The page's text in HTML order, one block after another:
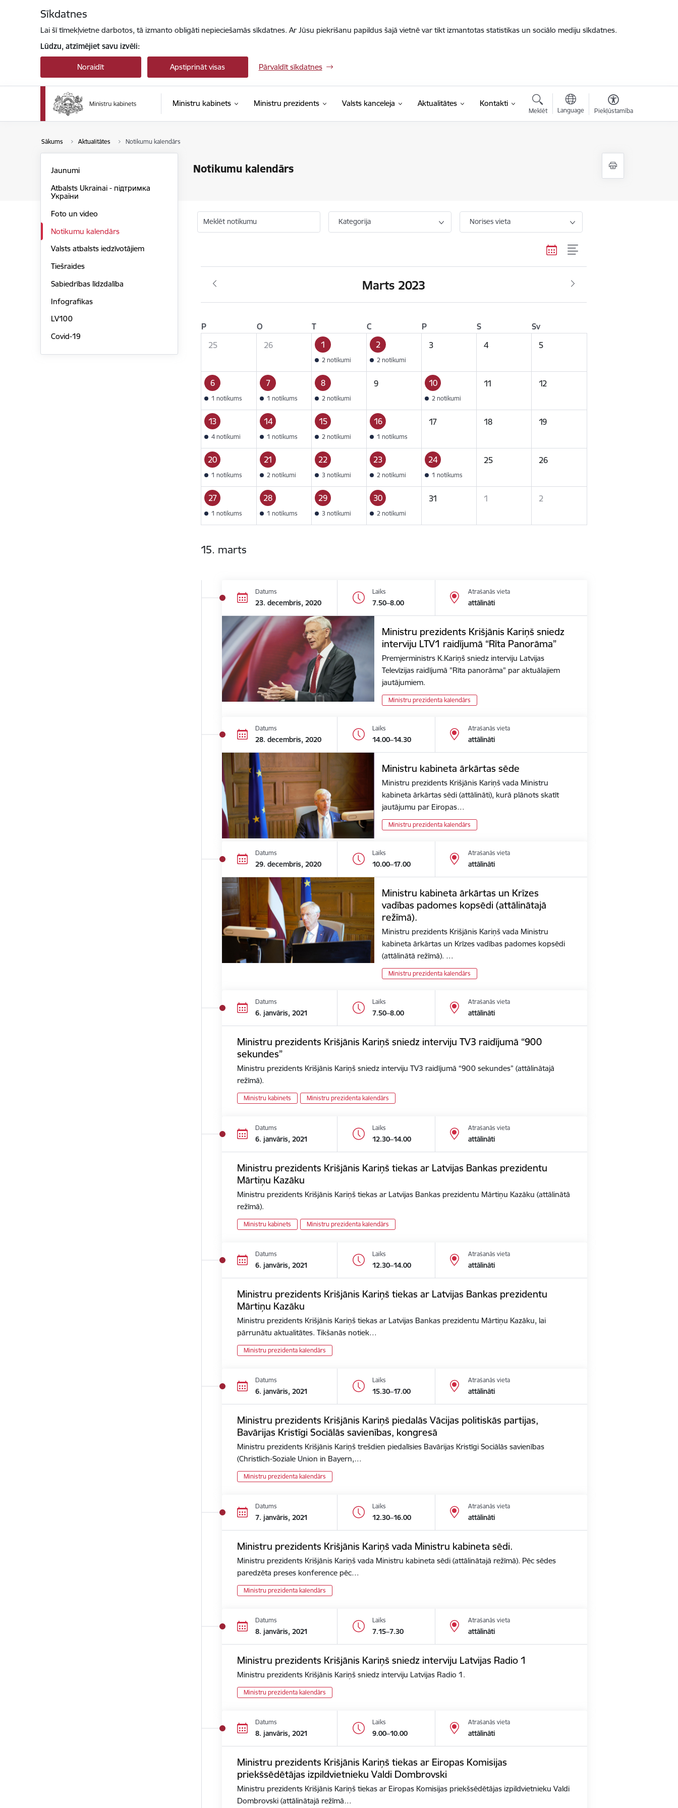
Sīkdatnes
Lai šī tīmekļvietne darbotos, tā izmanto obligāti nepieciešamās sīkdatnes. Ar Jūsu piekrišanu papildus šajā vietnē var tikt izmantotas statistikas un sociālo mediju sīkdatnes.
Lūdzu, atzīmējiet savu izvēli:
Noraidīt Apstiprināt visas Pārvaldīt sīkdatnes
Ministru kabinets Ministru prezidents Valsts kanceleja Aktualitātes Kontakti
Meklēt Language Piekļūstamība
Sākums Aktualitātes Notikumu kalendārs
Notikumu kalendārs
Jaunumi
Atbalsts Ukrainai - підтримка
України
Foto un video
Notikumu kalendārs
Valsts atbalsts iedzīvotājiem
Tiešraides
Sabiedrības līdzdalība
Infografikas
LV100
Covid-19
Meklēt notikumu Kategorija Norises vieta
Marts 2023
P O T C P S
Sv
25
26 1
2 notikumi
2
2 notikumi
3 4 5
6
1 notikums
7
1 notikums
8
2 notikumi
9 10
2 notikumi
11 12
13
4 notikumi
14
1 notikums
15
2 notikumi
16
1 notikums
17 18 19
20
1 notikums
21
2 notikumi
22
3 notikumi
23
2 notikumi
24
1 notikums
25 26
27
1 notikums
28
1 notikums
29
3 notikumi
30
2 notikumi
31 1 2
15. marts
Datums
23. decembris, 2020
Laiks
7.50–8.00
Atrašanās vieta
attālināti
Ministru prezidents Krišjānis Kariņš sniedz
interviju LTV1 raidījumā “Rīta Panorāma”
Premjerministrs K.Kariņš sniedz interviju Latvijas
Televīzijas raidījumā "Rīta panorāma" par aktuālajiem
jautājumiem.
Ministru prezidenta kalendārs
Datums
28. decembris, 2020
Laiks
14.00–14.30
Atrašanās vieta
attālināti
Ministru kabineta ārkārtas sēde
Ministru prezidents Krišjānis Kariņš vada Ministru
kabineta ārkārtas sēdi (attālināti), kurā plānots skatīt
jautājumu par Eiropas…
Ministru prezidenta kalendārs
Datums
29. decembris, 2020
Laiks
10.00–17.00
Atrašanās vieta
attālināti
Ministru kabineta ārkārtas un Krīzes
vadības padomes kopsēdi (attālinātajā
režīmā).
Ministru prezidents Krišjānis Kariņš vada Ministru
kabineta ārkārtas un Krīzes vadības padomes kopsēdi
(attālinātā režīmā). …
Ministru prezidenta kalendārs
Datums
6. janvāris, 2021
Laiks
7.50–8.00
Atrašanās vieta
attālināti
Ministru prezidents Krišjānis Kariņš sniedz interviju TV3 raidījumā “900
sekundes”
Ministru prezidents Krišjānis Kariņš sniedz interviju TV3 raidījumā “900 sekundes” (attālinātajā
režīmā).
Ministru kabinets Ministru prezidenta kalendārs
Datums
6. janvāris, 2021
Laiks
12.30–14.00
Atrašanās vieta
attālināti
Ministru prezidents Krišjānis Kariņš tiekas ar Latvijas Bankas prezidentu
Mārtiņu Kazāku
Ministru prezidents Krišjānis Kariņš tiekas ar Latvijas Bankas prezidentu Mārtiņu Kazāku (attālinātā
režīmā).
Ministru kabinets Ministru prezidenta kalendārs
Datums
6. janvāris, 2021
Laiks
12.30–14.00
Atrašanās vieta
attālināti
Ministru prezidents Krišjānis Kariņš tiekas ar Latvijas Bankas prezidentu
Mārtiņu Kazāku
Ministru prezidents Krišjānis Kariņš tiekas ar Latvijas Bankas prezidentu Mārtiņu Kazāku, lai
pārrunātu aktualitātes. Tikšanās notiek…
Ministru prezidenta kalendārs
Datums
6. janvāris, 2021
Laiks
15.30–17.00
Atrašanās vieta
attālināti
Ministru prezidents Krišjānis Kariņš piedalās Vācijas politiskās partijas,
Bavārijas Kristīgi Sociālās savienības, kongresā
Ministru prezidents Krišjānis Kariņš trešdien piedalīsies Bavārijas Kristīgi Sociālās savienības
(Christlich-Soziale Union in Bayern,…
Ministru prezidenta kalendārs
Datums
7. janvāris, 2021
Laiks
12.30–16.00
Atrašanās vieta
attālināti
Ministru prezidents Krišjānis Kariņš vada Ministru kabineta sēdi.
Ministru prezidents Krišjānis Kariņš vada Ministru kabineta sēdi (attālinātajā režīmā). Pēc sēdes
paredzēta preses konference pēc…
Ministru prezidenta kalendārs
Datums
8. janvāris, 2021
Laiks
7.15–7.30
Atrašanās vieta
attālināti
Ministru prezidents Krišjānis Kariņš sniedz interviju Latvijas Radio 1
Ministru prezidents Krišjānis Kariņš sniedz interviju Latvijas Radio 1.
Ministru prezidenta kalendārs
Datums
8. janvāris, 2021
Laiks
9.00–10.00
Atrašanās vieta
attālināti
Ministru prezidents Krišjānis Kariņš tiekas ar Eiropas Komisijas
priekšsēdētājas izpildvietnieku Valdi Dombrovski
Ministru prezidents Krišjānis Kariņš tiekas ar Eiropas Komisijas priekšsēdētājas izpildvietnieku Valdi
Dombrovski (attālinātajā režīmā…